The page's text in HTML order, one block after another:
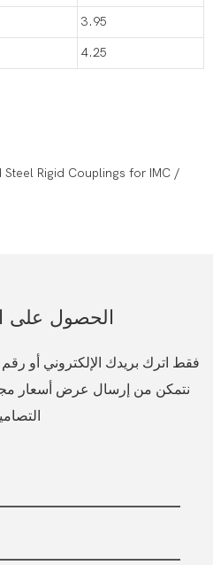
3.95
4.25
الحصول على
فقط اترك بريدك الإلكتروني أو
نتمكن من إرسال عرض أسعار